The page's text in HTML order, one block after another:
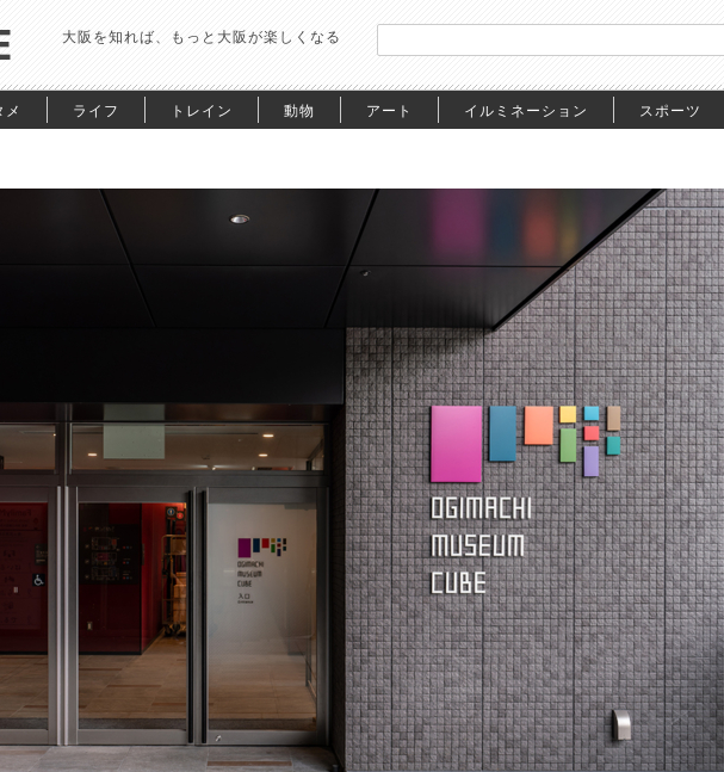
大阪を知れば、もっと大阪が楽しくなる
メ ライフ トレイン 動物 アート イルミネーション スポーツ